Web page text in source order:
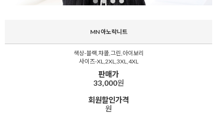
MN 아노락니트
색상-블랙,챠콜,그린,아이보리
사이즈-XL,2XL,3XL,4XL
판매가
33,000원
회원할인가격
원